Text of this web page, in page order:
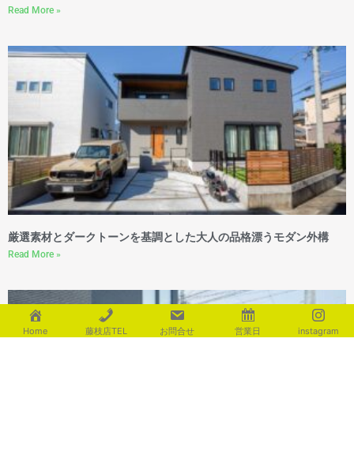
Read More »
厳選素材とダークトーンを基調とした大人の品格漂うモダン外構
Read More »
Home 藤枝店TEL お問合せ 営業日 instagram